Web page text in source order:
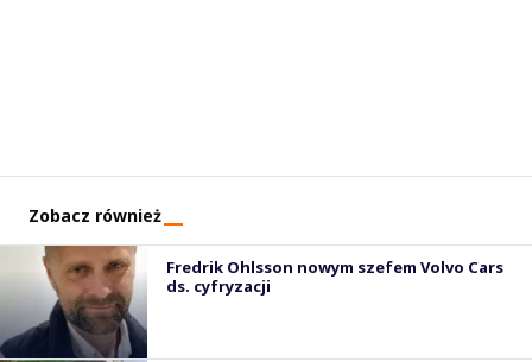
Zobacz również
Fredrik Ohlsson nowym szefem Volvo Cars
ds. cyfryzacji